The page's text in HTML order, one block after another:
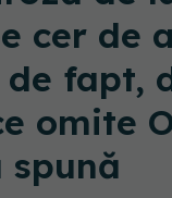
cer de
de fapt,
omite
spună